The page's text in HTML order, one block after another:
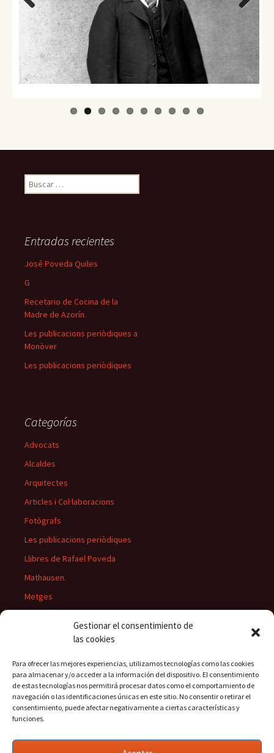
Gestionar el consentimiento de
las cookies
Para ofrecer las mejores experiencias, utilizamos tecnologías como las cookies
para almacenar y/o acceder a la información del dispositivo. El consentimiento
de estas tecnologías nos permitirá procesar datos como el comportamiento de
navegación o las identificaciones únicas en este sitio. No consentir o retirar el
consentimiento, puede afectar negativamente a ciertas características y
funciones.
Previo
Buscar:
Entradas recientes
José Poveda Quiles
G
Recetario de Cocina de la
Madre de Azorín.
Les publicacions periòdiques a
Monòver
Les publicacions periòdiques
Categorías
Advocats
Alcaldes
Arquitectes
Articles i Col·laboracions
Fotògrafs
Les publicacions periòdiques
Llibres de Rafael Poveda
Mathausen.
Metges
Presidents del Casino
Rectors